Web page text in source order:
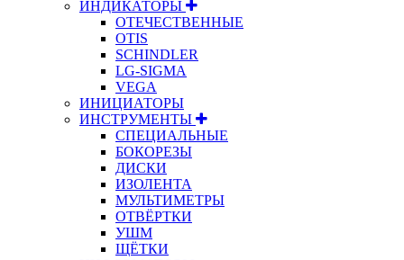
ИНДИКАТОРЫ
ОТЕЧЕСТВЕННЫЕ
OTIS
SCHINDLER
LG-SIGMA
VEGA
ИНИЦИАТОРЫ
ИНСТРУМЕНТЫ
СПЕЦИАЛЬНЫЕ
БОКОРЕЗЫ
ДИСКИ
ИЗОЛЕНТА
МУЛЬТИМЕТРЫ
ОТВЁРТКИ
УШМ
ЩЁТКИ